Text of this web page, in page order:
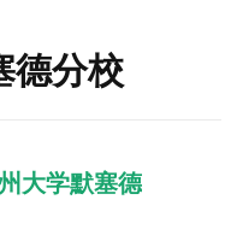
德分校
大学默塞德